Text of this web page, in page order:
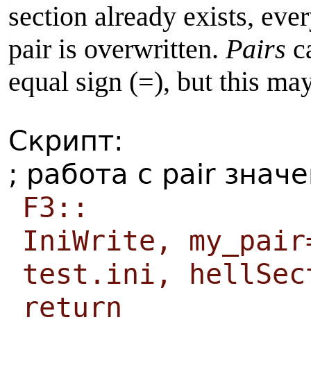
section already exists,
pair is overwritten.Pairs
equal sign (=), but this
Скрипт:
; работа с pair
F3::
IniWrite,
test.ini,
return